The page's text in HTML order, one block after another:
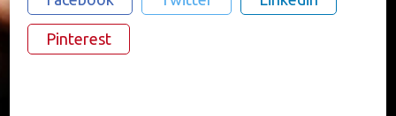
Pinterest